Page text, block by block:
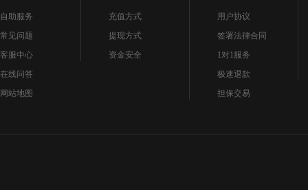
自助服务
常见问题
客服中心
在线问答
网站地图
充值方式
提现方式
资金安全
用户协议
签署法律合同
1对1服务
极速退款
担保交易